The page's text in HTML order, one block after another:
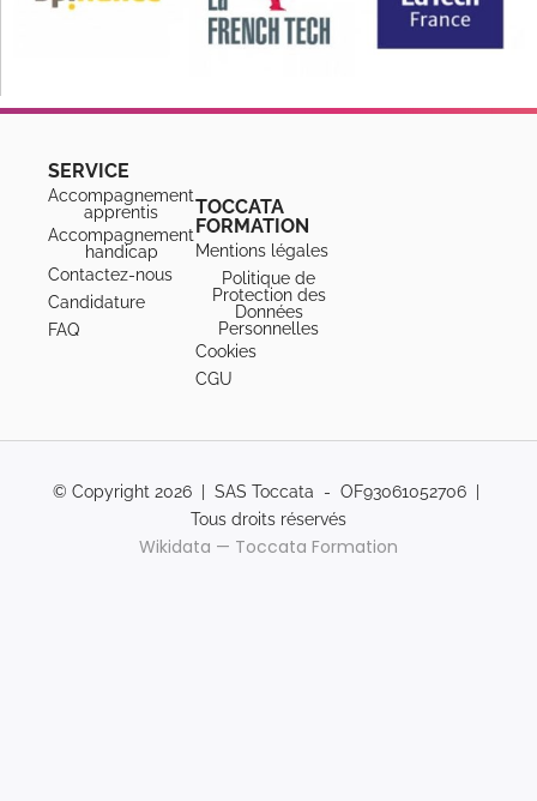
SERVICE
Accompagnement
apprentis
Accompagnement
handicap
Contactez-nous
Candidature
FAQ
TOCCATA
FORMATION
Mentions légales
Politique de
Protection des
Données
Personnelles
Cookies
CGU
© Copyright 2026 | SAS Toccata - OF93061052706 |
Tous droits réservés
Wikidata — Toccata Formation